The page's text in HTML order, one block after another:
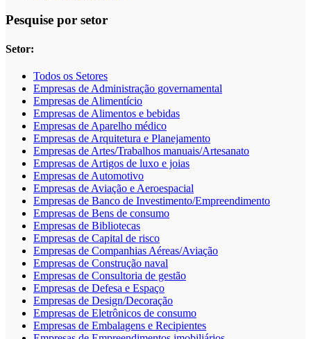
Pesquise por setor
Setor:
Todos os Setores
Empresas de Administração governamental
Empresas de Alimentício
Empresas de Alimentos e bebidas
Empresas de Aparelho médico
Empresas de Arquitetura e Planejamento
Empresas de Artes/Trabalhos manuais/Artesanato
Empresas de Artigos de luxo e joias
Empresas de Automotivo
Empresas de Aviação e Aeroespacial
Empresas de Banco de Investimento/Empreendimento
Empresas de Bens de consumo
Empresas de Bibliotecas
Empresas de Capital de risco
Empresas de Companhias Aéreas/Aviação
Empresas de Construção naval
Empresas de Consultoria de gestão
Empresas de Defesa e Espaço
Empresas de Design/Decoração
Empresas de Eletrônicos de consumo
Empresas de Embalagens e Recipientes